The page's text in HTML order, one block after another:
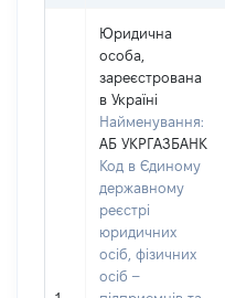
Юридична
особа,
зареєстрована
в Україні
Найменування:
АБ УКРГАЗБАНК
Код в Єдиному
державному
реєстрі
юридичних
осіб, фізичних
осіб –